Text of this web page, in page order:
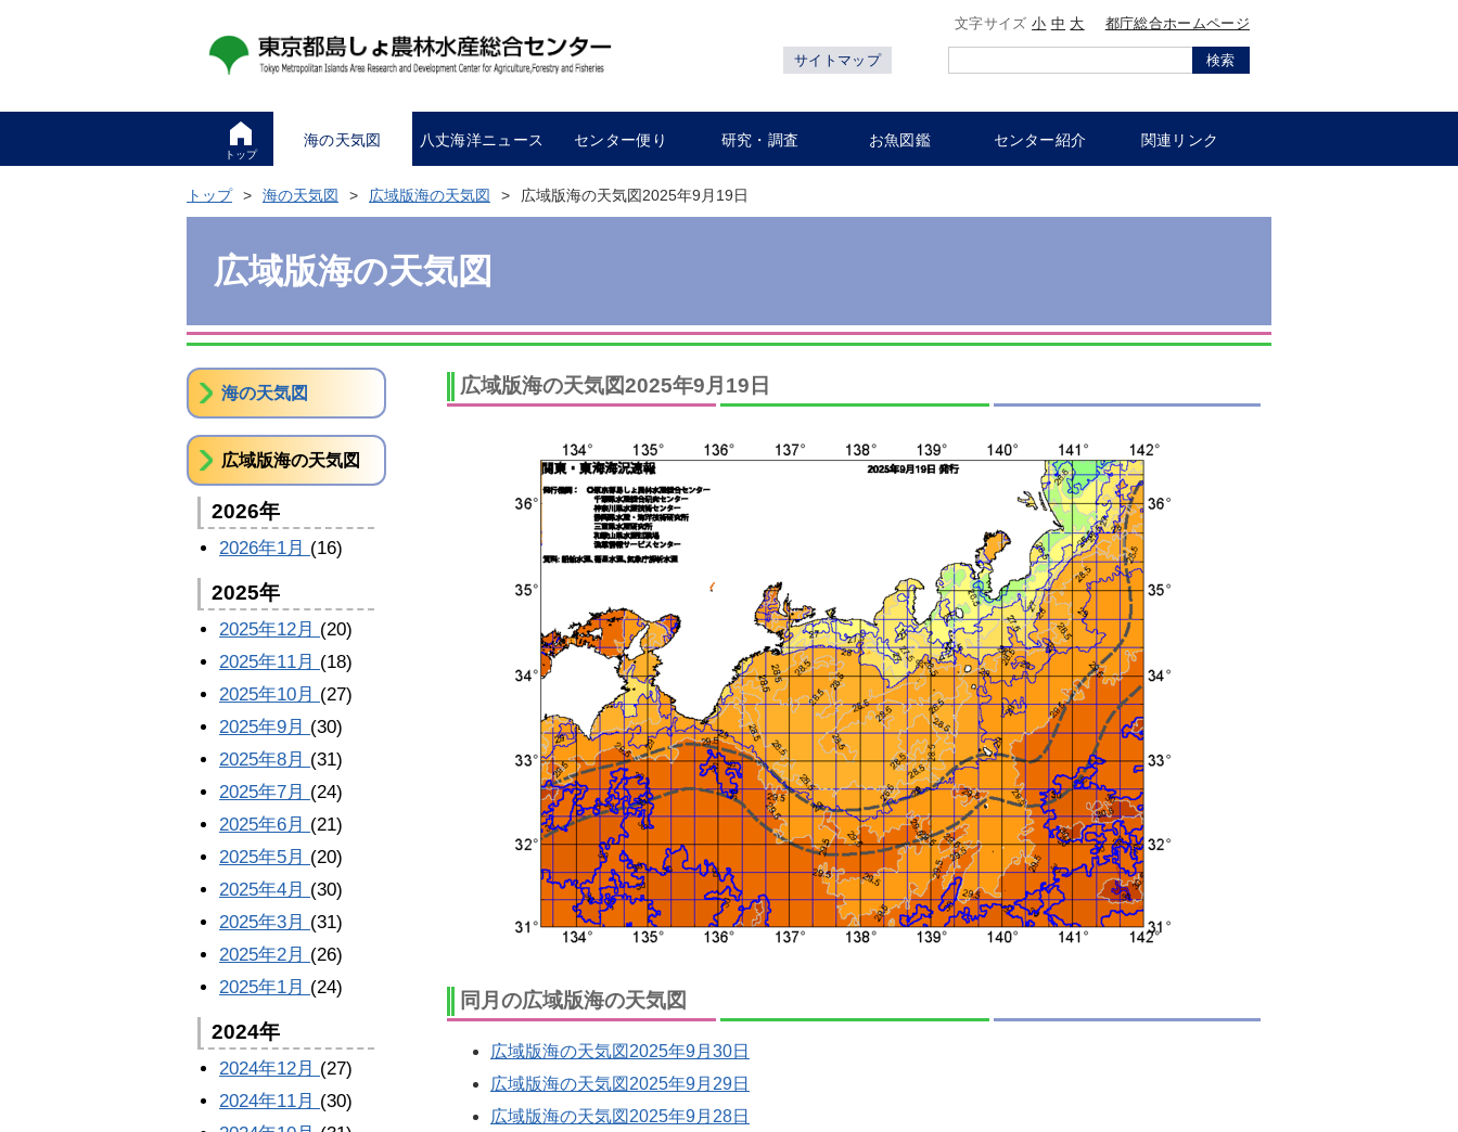
文字サイズ小 中 大 都庁総合ホームページ
サイトマップ 検索
トップ
海の天気図 八丈海洋ニュース センター便り 研究・調査 お魚図鑑 センター紹介 関連リンク
トップ 海の天気図 広域版海の天気図 広域版海の天気図2025年9月19日
広域版海の天気図
広域版海の天気図2025年9月19日
同月の広域版海の天気図
広域版海の天気図2025年9月30日
広域版海の天気図2025年9月29日
広域版海の天気図2025年9月28日
海の天気図
広域版海の天気図
2026年
2026年1月 (16)
2025年
2025年12月 (20)
2025年11月 (18)
2025年10月 (27)
2025年9月 (30)
2025年8月 (31)
2025年7月 (24)
2025年6月 (21)
2025年5月 (20)
2025年4月 (30)
2025年3月 (31)
2025年2月 (26)
2025年1月 (24)
2024年
2024年12月 (27)
2024年11月 (30)